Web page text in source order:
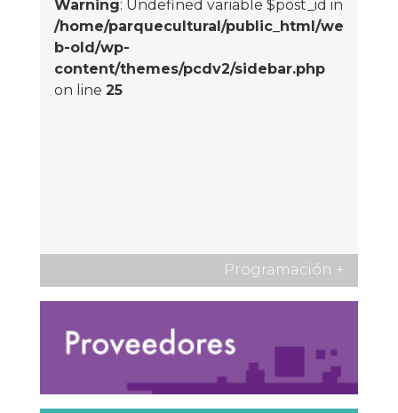
Warning: Undefined variable $post_id in
/home/parquecultural/public_html/we
b-old/wp-
content/themes/pcdv2/sidebar.php
on line 25
Programación +